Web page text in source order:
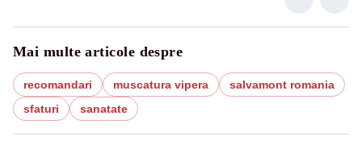
Mai multe articole despre
recomandari muscatura vipera
salvamont romania
sfaturi
sanatate